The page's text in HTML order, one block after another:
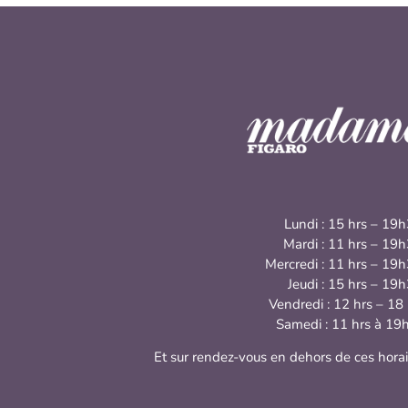
Lundi : 15 hrs –
Mardi : 11 hrs –
Mercredi : 11 hrs –
Jeudi : 15 hrs –
Vendredi : 12 hrs – 18
Samedi : 11 hrs à
Et sur rendez-vous en dehors de ces